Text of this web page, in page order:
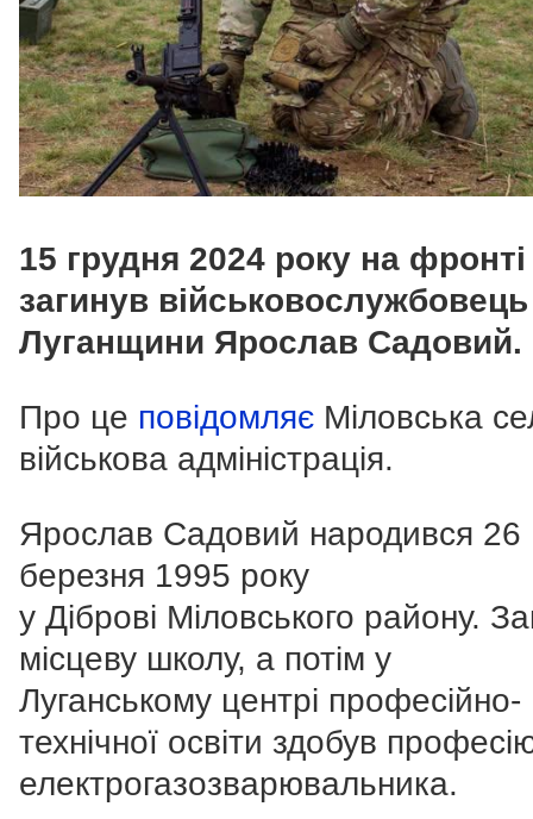
15 грудня 2024 року на фронті
загинув військовослужбовець
Луганщини Ярослав Садовий.
Про це повідомляє Міловська
військова адміністрація.
Ярослав Садовий народився 26
березня 1995 року
у Діброві Міловського району.
місцеву школу, а потім у
Луганському центрі професійно-
технічної освіти здобув
електрогазозварювальника.